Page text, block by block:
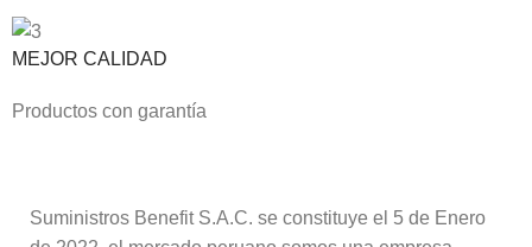
MEJOR CALIDAD
Productos con garantía
Suministros Benefit S.A.C. se constituye el 5 de Enero